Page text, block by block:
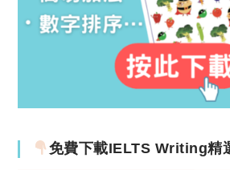
免費下載IELTS Writing精